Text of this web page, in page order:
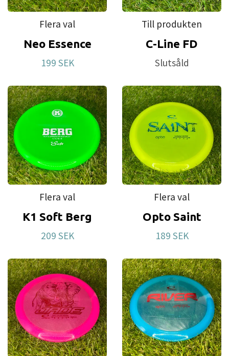
Flera val
Neo Essence
199 SEK
Till produkten
C-Line FD
Slutsåld
Flera val
K1 Soft Berg
209 SEK
Flera val
Opto Saint
189 SEK